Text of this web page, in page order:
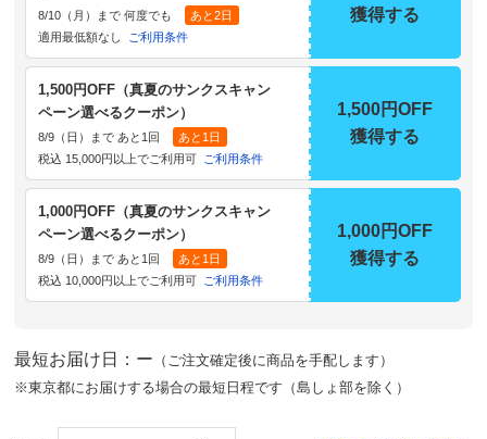
8/10（月）まで 何度でも
あと2日
適用最低額なし
ご利用条件
獲得する
1,500円OFF（真夏のサンクスキャン
ペーン選べるクーポン）
8/9（日）まで あと1回
あと1日
税込 15,000円以上でご利用可
ご利用条件
1,500円OFF
獲得する
1,000円OFF（真夏のサンクスキャン
ペーン選べるクーポン）
8/9（日）まで あと1回
あと1日
税込 10,000円以上でご利用可
ご利用条件
1,000円OFF
獲得する
最短お届け日：ー （ご注文確定後に商品を手配します）
※東京都にお届けする場合の最短日程です（島しょ部を除く）